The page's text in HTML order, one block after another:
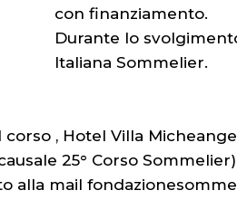
con finanziamento.
Durante lo
Italiana Sommelier.
, Hotel Villa
25° Corso Sommelier)
alla mail